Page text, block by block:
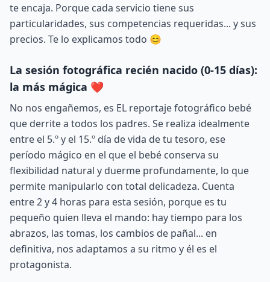
te encaja. Porque cada servicio tiene sus
particularidades, sus competencias requeridas... y sus
precios. Te lo explicamos todo 😊
La sesión fotográfica recién nacido (0-15 días):
la más mágica ❤️
No nos engañemos, es EL reportaje fotográfico bebé
que derrite a todos los padres. Se realiza idealmente
entre el 5.º y el 15.º día de vida de tu tesoro, ese
período mágico en el que el bebé conserva su
flexibilidad natural y duerme profundamente, lo que
permite manipularlo con total delicadeza. Cuenta
entre 2 y 4 horas para esta sesión, porque es tu
pequeño quien lleva el mando: hay tiempo para los
abrazos, las tomas, los cambios de pañal... en
definitiva, nos adaptamos a su ritmo y él es el
protagonista.